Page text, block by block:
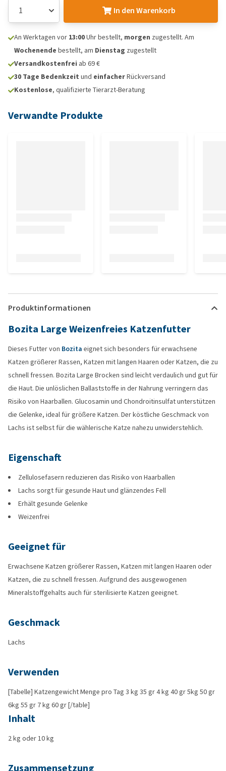
In den Warenkorb
An Werktagen vor 13:00Uhr bestellt, morgen zugestellt. Am
Wochenende bestellt, am Dienstag zugestellt
Versandkostenfrei ab 69 €
30 Tage Bedenkzeit und einfacherRückversand
Kostenlose, qualifizierte Tierarzt-Beratung
Verwandte Produkte
Produktinformationen
Bozita Large Weizenfreies Katzenfutter
Dieses Futter von Bozita eignet sich besonders für erwachsene
Katzen größerer Rassen, Katzen mit langen Haaren oder Katzen, die zu
schnell fressen. Bozita Large Brocken sind leicht verdaulich und gut für
die Haut. Die unlöslichen Ballaststoffe in der Nahrung verringern das
Risiko von Haarballen. Glucosamin und Chondroitinsulfat unterstützen
die Gelenke, ideal für größere Katzen. Der köstliche Geschmack von
Lachs ist selbst für die wählerische Katze nahezu unwiderstehlich.
Eigenschaft
Zellulosefasern reduzieren das Risiko von Haarballen
Lachs sorgt für gesunde Haut und glänzendes Fell
Erhält gesunde Gelenke
Weizenfrei
Geeignet für
Erwachsene Katzen größerer Rassen, Katzen mit langen Haaren oder
Katzen, die zu schnell fressen. Aufgrund des ausgewogenen
Mineralstoffgehalts auch für sterilisierte Katzen geeignet.
Geschmack
Lachs
Verwenden
[Tabelle] Katzengewicht Menge pro Tag 3 kg 35 gr 4 kg 40 gr 5kg 50 gr
6kg 55 gr 7 kg 60 gr [/table]
Inhalt
2 kg oder 10 kg
Zusammensetzung